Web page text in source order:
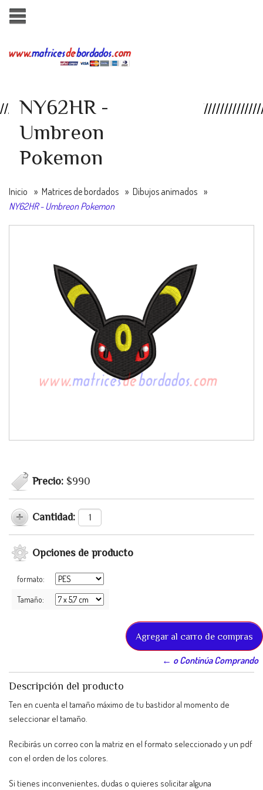
NY62HR -
Umbreon
Pokemon
Inicio » Matrices de bordados » Dibujos animados »
NY62HR - Umbreon Pokemon
Precio: $990
Cantidad:
Opciones de producto
formato:
Tamaño:
← o Continúa Comprando
Descripción del producto
Ten en cuenta el tamaño máximo de tu bastidor al momento de
seleccionar el tamaño.
Recibirás un correo con la matriz en el formato seleccionado y un pdf
con el orden de los colores.
Si tienes inconvenientes, dudas o quieres solicitar alguna